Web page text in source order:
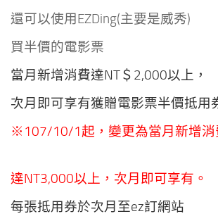
還可以使用EZDing(主要是威秀)
買半價的電影票
當月新增消費達NT＄2,000以上，
次月即可享有獲贈電影票半價抵用
※107/10/1起，變更為當月新增消
達NT3,000以上， 次月即可享有。
每張抵用券於次月至ez訂網站